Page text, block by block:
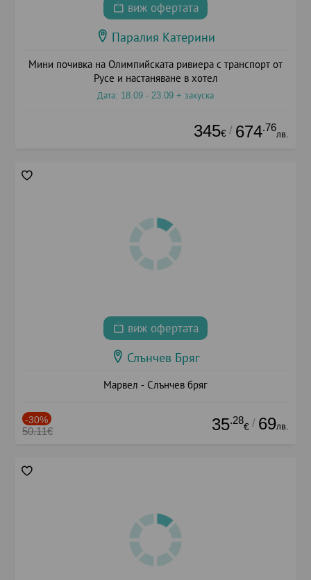
виж офертата
Паралия Катерини
Мини почивка на Олимпийската ривиера с транспорт от
Русе и настаняване в хотел
Дата: 18.09 - 23.09 + закуска
345€ / 674.76
лв.
виж офертата
Слънчев Бряг
Марвел - Слънчев бряг
-30%
50.11€ 35.28
€ / 69лв.